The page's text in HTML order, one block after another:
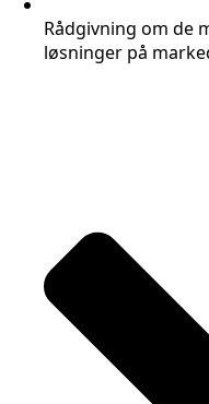
Rådgivning om de
løsninger på